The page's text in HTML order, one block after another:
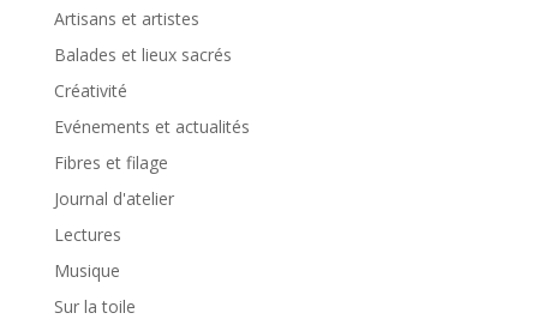
Artisans et artistes
Balades et lieux sacrés
Créativité
Evénements et actualités
Fibres et filage
Journal d'atelier
Lectures
Musique
Sur la toile